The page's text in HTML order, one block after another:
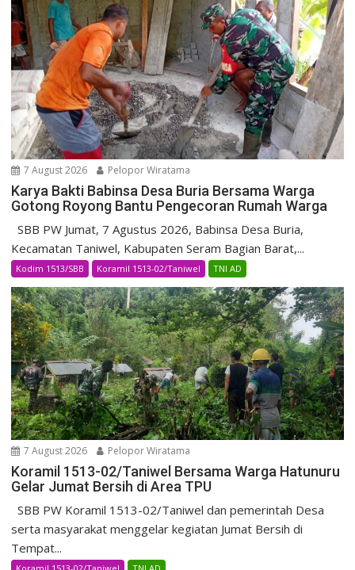
7 August 2026 Pelopor Wiratama
Karya Bakti Babinsa Desa Buria Bersama Warga
Gotong Royong Bantu Pengecoran Rumah Warga
SBB PW Jumat, 7 Agustus 2026, Babinsa Desa Buria,
Kecamatan Taniwel, Kabupaten Seram Bagian Barat,...
Kodim 1513/SBB Koramil 1513-02/Taniwel TNI AD
7 August 2026 Pelopor Wiratama
Koramil 1513-02/Taniwel Bersama Warga Hatunuru
Gelar Jumat Bersih di Area TPU
SBB PW Koramil 1513-02/Taniwel dan pemerintah Desa
serta masyarakat menggelar kegiatan Jumat Bersih di
Tempat...